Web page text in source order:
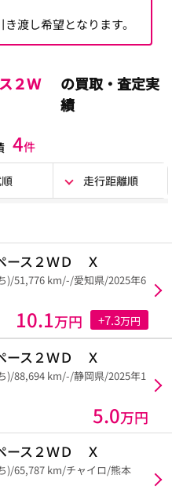
渡し希望となります。
２Ｗ
の買取・査定実
績
4件
走行距離順
ース２ＷＤ Ｘ
)/51,776 km/-/愛知県/2025年6
10.1万円 +7.3万円
ース２ＷＤ Ｘ
)/88,694 km/-/静岡県/2025年1
5.0万円
ース２ＷＤ Ｘ
)/65,787 km/チャイロ/熊本